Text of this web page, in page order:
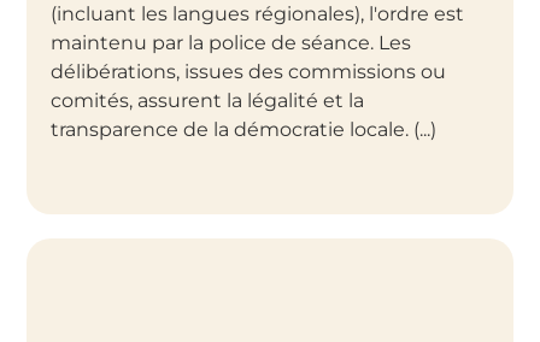
(incluant les langues régionales), l'ordre est
maintenu par la police de séance. Les
délibérations, issues des commissions ou
comités, assurent la légalité et la
transparence de la démocratie locale. (...)